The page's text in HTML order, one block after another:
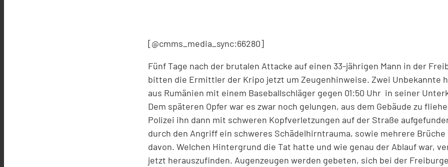
[@cmms_media_sync:66280]
Fünf Tage nach der brutalen Attacke auf einen 33-jährigen Mann in der
bitten die Ermittler der Kripo jetzt um Zeugenhinweise. Zwei Unbekannte
aus Rumänien mit einem Baseballschläger gegen 01:50 Uhr in seiner
Dem späteren Opfer war es zwar noch gelungen, aus dem Gebäude zu
Polizei ihn dann mit schweren Kopfverletzungen auf der Straße
durch den Angriff ein schweres Schädelhirntrauma, sowie mehrere
davon. Welchen Hintergrund die Tat hatte und wie genau der Ablauf war,
jetzt herauszufinden. Augenzeugen werden gebeten, sich bei der